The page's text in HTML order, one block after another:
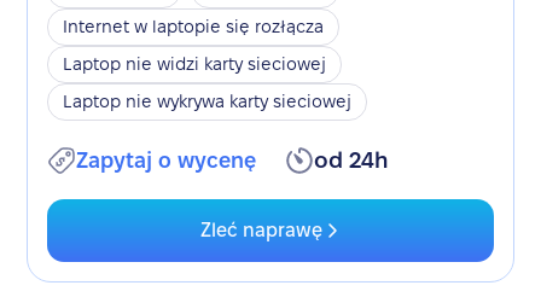
Internet w laptopie się rozłącza
Laptop nie widzi karty sieciowej
Laptop nie wykrywa karty sieciowej
Zapytaj o wycenę od 24h
Zleć naprawę